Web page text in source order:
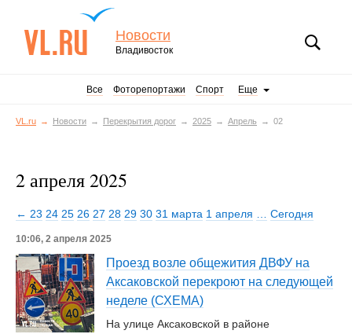
Новости
Владивосток
Все Фоторепортажи Спорт Еще
VL.ru Новости Перекрытия дорог 2025 Апрель 02
2 апреля 2025
← 23 24 25 26 27 28 29 30 31 марта 1 апреля Сегодня
10:06, 2 апреля 2025
Проезд возле общежития ДВФУ на
Аксаковской перекроют на следующей
неделе (СХЕМА)
На улице Аксаковской в районе